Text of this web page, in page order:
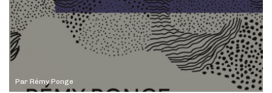
Par Rémy Ponge